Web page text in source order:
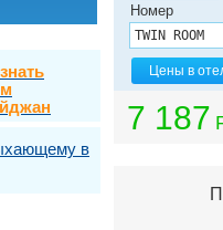
в
Номер
Цены в
7 187